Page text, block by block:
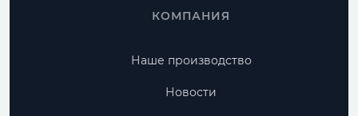
КОМПАНИЯ
Наше производство
Новости